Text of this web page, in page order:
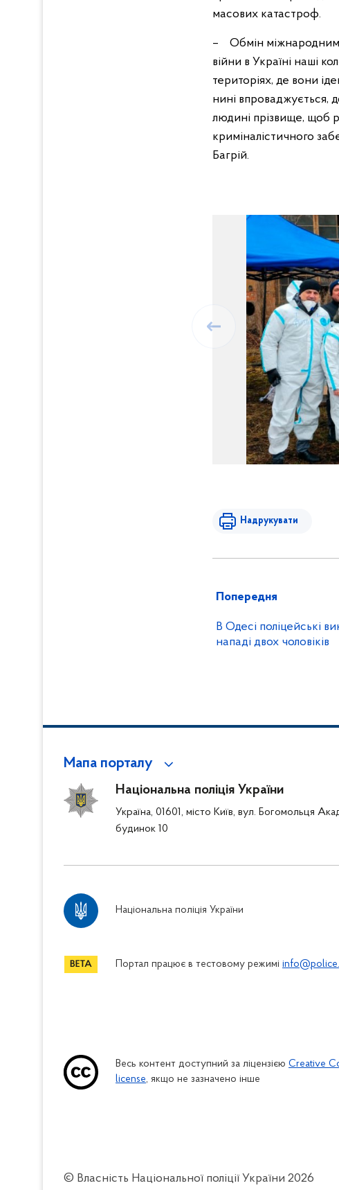
масових катастроф.
– Обмін міжнародним
війни в Україні наші
територіях, де вони
нині впроваджується,
людині прізвище, щоб
криміналістичного
Багрій.
Надрукувати
Попередня
В Одесі поліцейські
нападі двох чоловіків
Мапа порталу
Національна поліція України
Україна, 01601, місто Київ, вул. Богомольця
будинок 10
Національна поліція України
Портал працює в тестовому режимі
Весь контент доступний за ліцензією Creative
license, якщо не зазначено інше
© Власність Національної поліції України 2026